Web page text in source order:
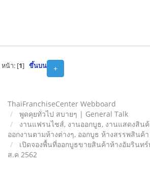
+
หน้า: [1] ขึ้นบน
ThaiFranchiseCenter Webboard
พูดคุยทั่วไป สบายๆ | General Talk
งานแฟรนไชส์, งานออกบูธ, งานแสดงสินค้
ออกงานตามห้างต่างๆ, ออกบูธ ห้างสรรพสินค้
เปิดจองพื้นที่ออกบูธขายสินค้าห้างอัมรินท
ส.ค 2562